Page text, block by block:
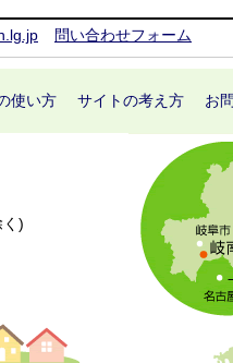
問い合わせフォーム
使い方 サイトの考え方 お
)